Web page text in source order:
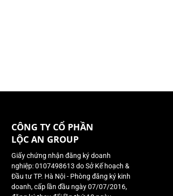
CÔNG TY CỔ PHẦN
LỘC AN GROUP
Giấy chứng nhận đăng ký doanh
nghiệp: 0107498613 do Sở Kế hoạch &
Đầu tư TP. Hà Nội - Phòng đăng ký kinh
doanh, cấp lần đầu ngày 07/07/2016,